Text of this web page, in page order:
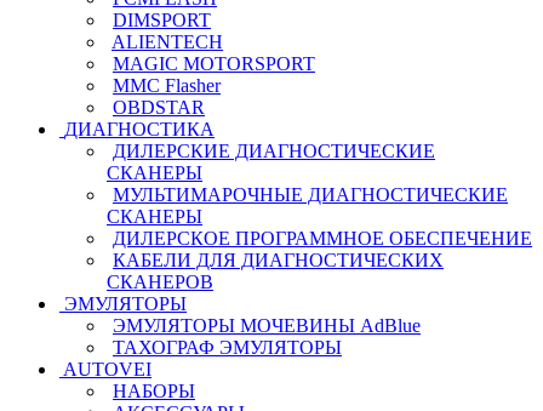
DIMSPORT
ALIENTECH
MAGIC MOTORSPORT
MMC Flasher
OBDSTAR
ДИАГНОСТИКА
ДИЛЕРСКИЕ ДИАГНОСТИЧЕСКИЕ
СКАНЕРЫ
МУЛЬТИМАРОЧНЫЕ ДИАГНОСТИЧЕСКИЕ
СКАНЕРЫ
ДИЛЕРСКОЕ ПРОГРАММНОЕ ОБЕСПЕЧЕНИЕ
КАБЕЛИ ДЛЯ ДИАГНОСТИЧЕСКИХ
СКАНЕРОВ
ЭМУЛЯТОРЫ
ЭМУЛЯТОРЫ МОЧЕВИНЫ АdBlue
ТАХОГРАФ ЭМУЛЯТОРЫ
AUTOVEI
НАБОРЫ